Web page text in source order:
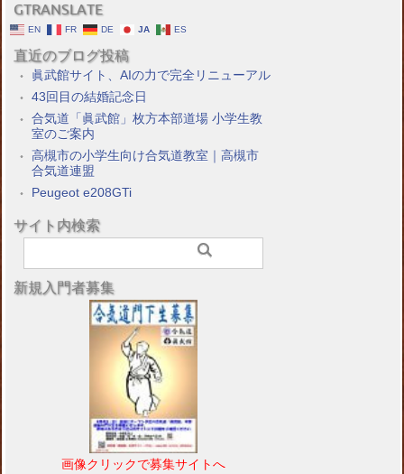
GTRANSLATE
EN FR DE JA ES
直近のブログ投稿
眞武館サイト、AIの力で完全リニューアル
43回目の結婚記念日
合気道「眞武館」枚方本部道場 小学生教
室のご案内
高槻市の小学生向け合気道教室｜高槻市
合気道連盟
Peugeot e208GTi
サイト内検索
新規入門者募集
画像クリックで募集サイトへ